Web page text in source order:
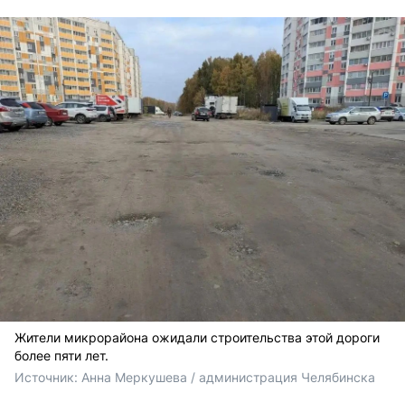
Жители микрорайона ожидали строительства этой дороги
более пяти лет.
Источник: Анна Меркушева / администрация Челябинска